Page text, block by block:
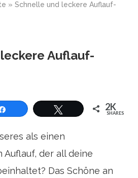
» Schnelle und leckere Auflauf-
Auflauf-
2K
SHARES
als einen
der all deine
Das Schöne an